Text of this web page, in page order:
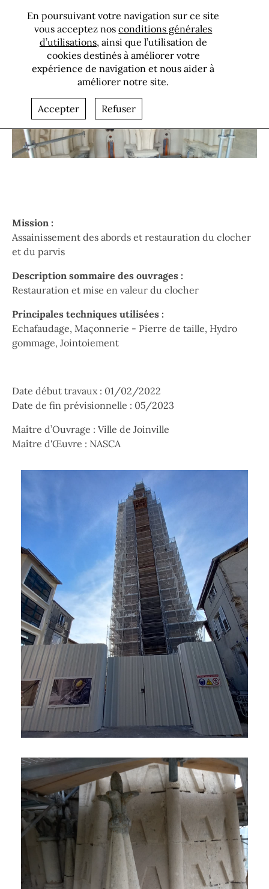
En poursuivant votre navigation sur ce site
vous acceptez nosconditions générales
d’utilisations, ainsi que l’utilisation de
cookies destinés à améliorer votre
expérience de navigation et nous aider à
améliorer notre site.
Accepter Refuser
Restauration de
l'église Notre-
Dame de la
Nativité à
Joinville
Paragraphes
Mission :
Assainissement des abords et restauration du clocher
et du parvis
Description sommaire des ouvrages :
Restauration et mise en valeur du clocher
Principales techniques utilisées :
Echafaudage, Maçonnerie - Pierre de taille, Hydro
gommage, Jointoiement
Date début travaux : 01/02/2022
Date de fin prévisionnelle : 05/2023
Maître d’Ouvrage : Ville de Joinville
Maître d'Œuvre : NASCA